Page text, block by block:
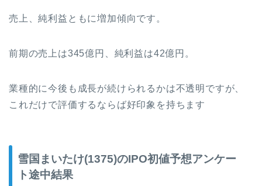
売上、純利益ともに増加傾向です。
前期の売上は345億円、純利益は42億円。
業種的に今後も成長が続けられるかは不透明ですが、
これだけで評価するならば好印象を持ちます
雪国まいたけ(1375)のIPO初値予想アンケー
ト途中結果